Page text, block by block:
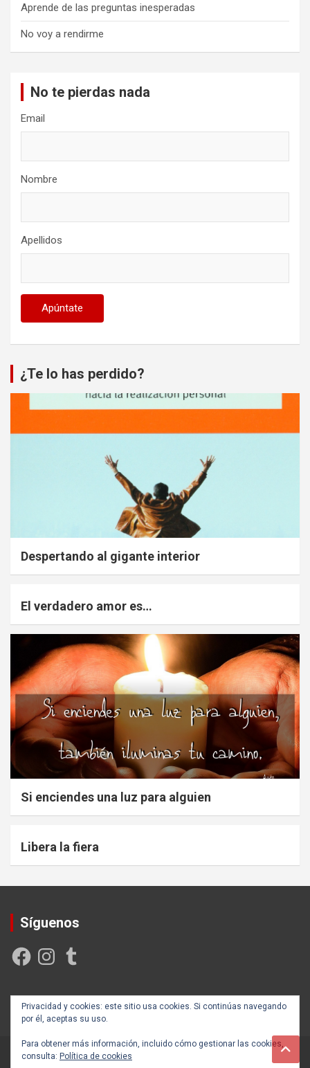
Aprende de las preguntas inesperadas
No voy a rendirme
No te pierdas nada
Email
Nombre
Apellidos
¿Te lo has perdido?
Despertando al gigante interior
El verdadero amor es…
Si enciendes una luz para alguien
Libera la fiera
Síguenos
FacebookInstagramTumblr
Privacidad y cookies: este sitio usa cookies. Si continúas navegando
por él, aceptas su uso.
Para obtener más información, incluido cómo gestionar las cookies,
consulta: Política de cookies
Creada y posicionada por Rogama Informática